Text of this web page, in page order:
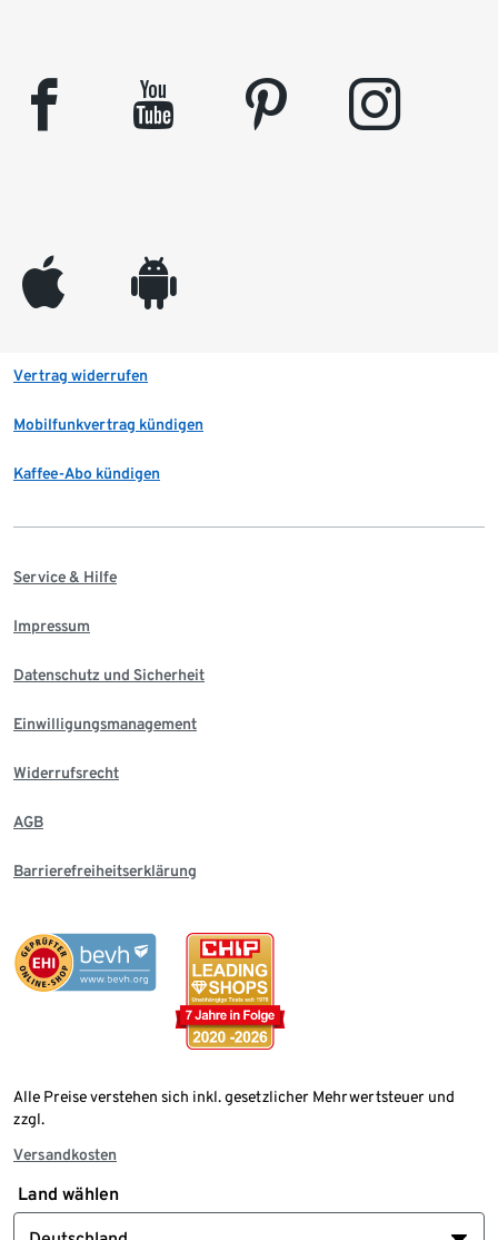
facebook youtube pinterest instagram
appleinc android
Vertrag widerrufen
Mobilfunkvertrag kündigen
Kaffee-Abo kündigen
Service & Hilfe
Impressum
Datenschutz und Sicherheit
Einwilligungsmanagement
Widerrufsrecht
AGB
Barrierefreiheitserklärung
Alle Preise verstehen sich inkl. gesetzlicher Mehrwertsteuer und
zzgl.
Versandkosten
Land wählen